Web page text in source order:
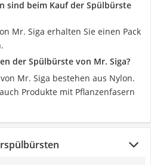
sind beim Kauf der Spülbürste
Mr. Siga erhalten Sie einen Pack
der Spülbürste von Mr. Siga?
Mr. Siga bestehen aus Nylon.
Produkte mit Pflanzenfasern